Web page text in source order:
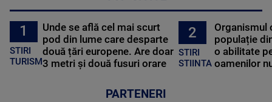
1
STIRI
TURISM
Unde se află cel mai scurt
pod din lume care desparte
două țări europene. Are doar
3 metri și două fusuri orare
2
STIRI
STIINTA
Organismul
populație
o abilitate
oamenilor
PARTENERI